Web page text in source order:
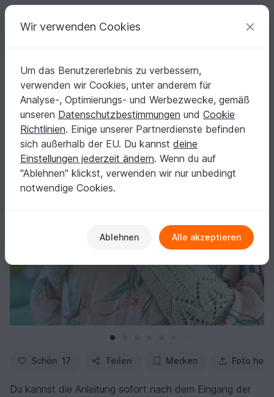
Deine kreativen Ideen
Deutsch | € (EUR) einloggen Kostenlos registrieren
Startseite Stricken Damen Handschuhe & Armstulpen
Armstulpen "Tulips", Strickanleitung, Größe S - L
Armstulpen "Tulips", Strickanleitung, Größe S -
Schön 17 Teilen Merken Foto
Du kannst die Anleitung sofort nach dem Eingang der
Wir verwenden Cookies
Um das Benutzererlebnis zu verbessern,
verwenden wir Cookies, unter anderem für
Analyse-, Optimierungs- und Werbezwecke, gemäß
unseren Datenschutzbestimmungen und Cookie
Richtlinien. Einige unserer Partnerdienste befinden
sich außerhalb der EU. Du kannst deine
Einstellungen jederzeit ändern. Wenn du auf
"Ablehnen" klickst, verwenden wir nur unbedingt
notwendige Cookies.
Ablehnen Alle akzeptieren